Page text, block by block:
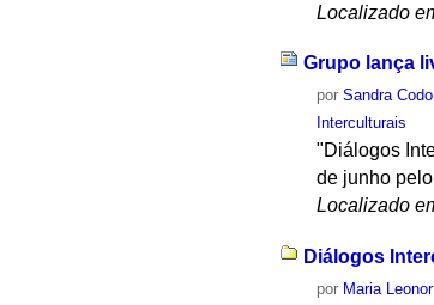
Localizado
Grupo lança
porSandra Codo
Interculturais
"Diálogos
de junho
Localizado
Diálogos
por Maria